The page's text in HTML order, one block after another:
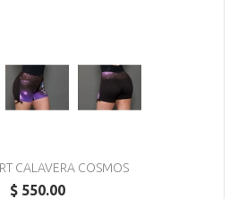
CALAVERA COSMOS
$ 550.00